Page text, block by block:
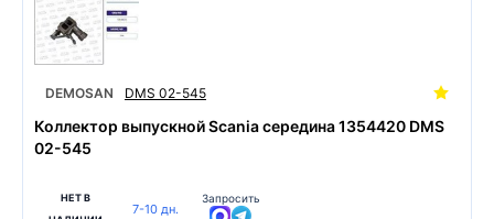
DEMOSAN DMS 02-545
Коллектор выпускной Scania середина 1354420 DMS
02-545
НЕТ В
7-10 дн.
Запросить